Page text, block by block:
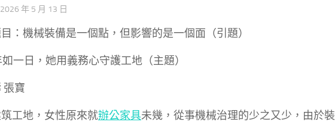
2026 年 5 月 13 日
：機械裝備是一個點，但影響的是一個面（引題）
一日，她用義務心守護工地（主題）
張寶
工地，女性原來就辦公家具未幾，從事機械治理的少之又少，由於裝